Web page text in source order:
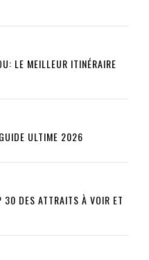
LE MEILLEUR ITINÉRAIRE
ULTIME 2026
DES ATTRAITS À VOIR ET